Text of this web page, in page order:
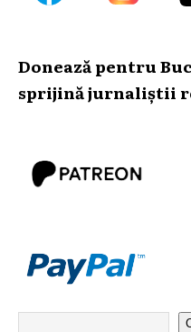
Donează pentru
sprijină jurnaliștii